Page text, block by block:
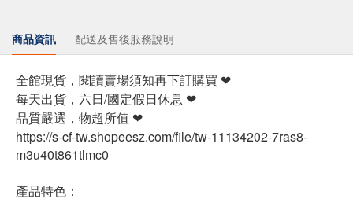
商品資訊 配送及售後服務說明
全館現貨，閱讀賣場須知再下訂購買 ❤
每天出貨，六日/國定假日休息 ❤
品質嚴選，物超所值 ❤
https://s-cf-tw.shopeesz.com/file/tw-11134202-7ras8-
m3u40t861tlmc0
產品特色：